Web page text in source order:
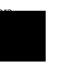
Hay
la